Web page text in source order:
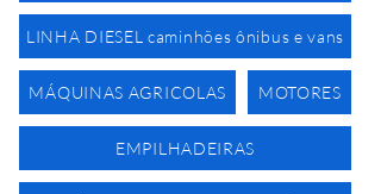
LINHA DIESEL caminhões ônibus e vans
MÁQUINAS AGRICOLAS MOTORES
EMPILHADEIRAS